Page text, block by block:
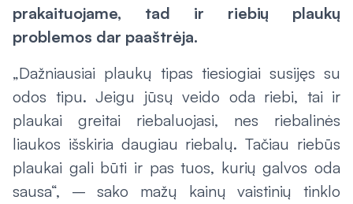
prakaituojame, tad ir riebių plaukų
problemos dar paaštrėja.
„Dažniausiai plaukų tipas tiesiogiai susijęs su
odos tipu. Jeigu jūsų veido oda riebi, tai ir
plaukai greitai riebaluojasi, nes riebalinės
liaukos išskiria daugiau riebalų. Tačiau riebūs
plaukai gali būti ir pas tuos, kurių galvos oda
sausa“, – sako mažų kainų vaistinių tinklo